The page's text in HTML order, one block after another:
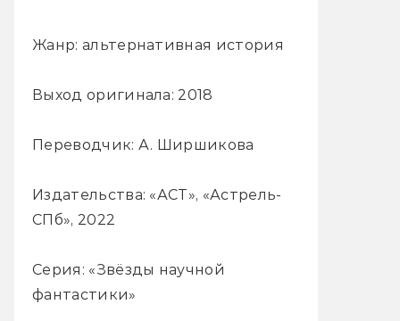
Жанр: альтернативная история
Выход оригинала: 2018
Переводчик: А. Ширшикова
Издательства: «АСТ», «Астрель-
СПб», 2022
Серия: «Звёзды научной
фантастики»